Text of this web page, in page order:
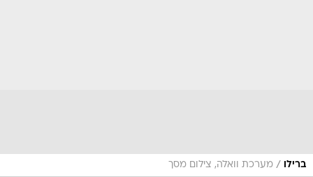
ברילו / מערכת וואלה, צילום מסך